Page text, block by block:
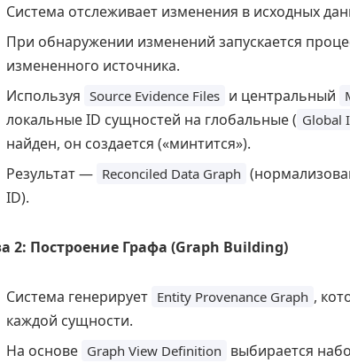
Система отслеживает изменения в исходных
При обнаружении изменений запускается
измененного источника.
Используя Source Evidence Files и центральный
локальные ID сущностей на глобальные ( Global
найден, он создается («минтится»).
Результат — Reconciled Data Graph
ID).
2: Построение Графа (Graph Building)
Система генерирует Entity Provenance Graph ,
каждой сущности.
На основе Graph View Definition выбирается